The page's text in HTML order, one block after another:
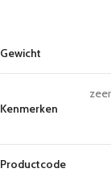
Gewicht
Kenmerken
Productcode